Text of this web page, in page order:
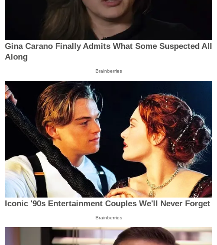
Gina Carano Finally Admits What Some Suspected All
Along
Brainberries
Iconic '90s Entertainment Couples We'll Never Forget
Brainberries